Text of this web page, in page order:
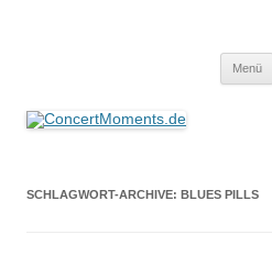
Menü
SCHLAGWORT-ARCHIVE: BLUES PILLS